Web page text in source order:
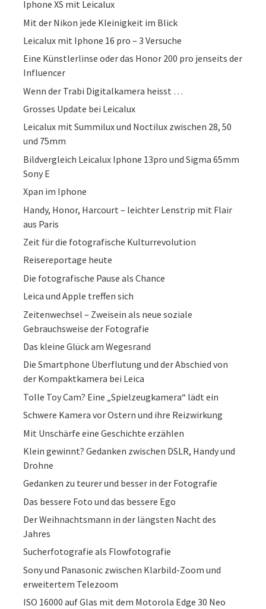
Iphone XS mit Leicalux
Mit der Nikon jede Kleinigkeit im Blick
Leicalux mit Iphone 16 pro – 3 Versuche
Eine Künstlerlinse oder das Honor 200 pro jenseits der
Influencer
Wenn der Trabi Digitalkamera heisst …
Grosses Update bei Leicalux
Leicalux mit Summilux und Noctilux zwischen 28, 50
und 75mm
Bildvergleich Leicalux Iphone 13pro und Sigma 65mm
Sony E
Xpan im Iphone
Handy, Honor, Harcourt – leichter Lenstrip mit Flair
aus Paris
Zeit für die fotografische Kulturrevolution
Reisereportage heute
Die fotografische Pause als Chance
Leica und Apple treffen sich
Zeitenwechsel – Zweisein als neue soziale
Gebrauchsweise der Fotografie
Das kleine Glück am Wegesrand
Die Smartphone Überflutung und der Abschied von
der Kompaktkamera bei Leica
Tolle Toy Cam? Eine „Spielzeugkamera“ lädt ein
Schwere Kamera vor Ostern und ihre Reizwirkung
Mit Unschärfe eine Geschichte erzählen
Klein gewinnt? Gedanken zwischen DSLR, Handy und
Drohne
Gedanken zu teurer und besser in der Fotografie
Das bessere Foto und das bessere Ego
Der Weihnachtsmann in der längsten Nacht des
Jahres
Sucherfotografie als Flowfotografie
Sony und Panasonic zwischen Klarbild-Zoom und
erweitertem Telezoom
ISO 16000 auf Glas mit dem Motorola Edge 30 Neo